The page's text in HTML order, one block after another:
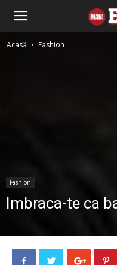
Acasă Fashion
Fashion
Imbraca-te ca